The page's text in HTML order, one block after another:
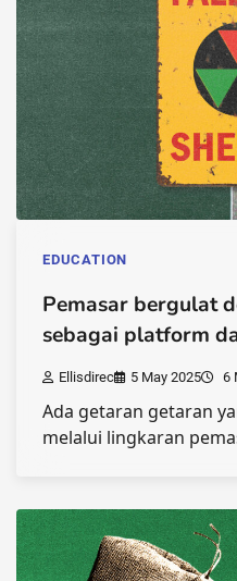
EDUCATION
Pemasar bergulat
sebagai platform
Ellisdirec 5 May 2025 6
Ada getaran getaran
melalui lingkaran